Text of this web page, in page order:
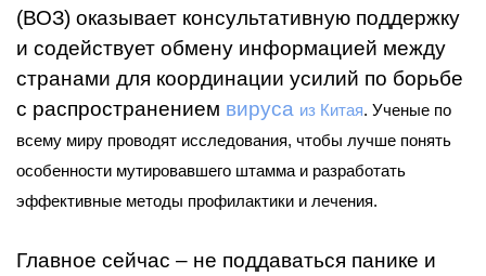
(ВОЗ) оказывает консультативную поддержку
и содействует обмену информацией между
странами для координации усилий по борьбе
с распространением вируса из Китая. Ученые по
всему миру проводят исследования, чтобы лучше понять
особенности мутировавшего штамма и разработать
эффективные методы профилактики и лечения.
Главное сейчас – не поддаваться панике и